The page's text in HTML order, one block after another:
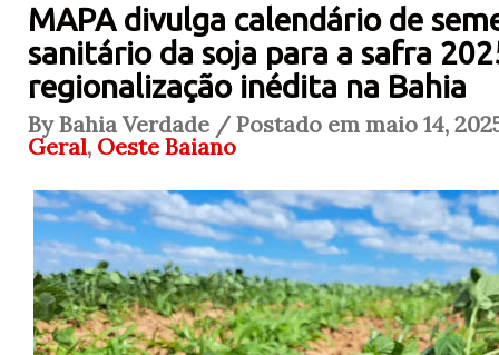
MAPA divulga calendário de
sanitário da soja para a safra
regionalização inédita na Bahia
By Bahia Verdade / Postado em maio 14,
Geral, Oeste Baiano